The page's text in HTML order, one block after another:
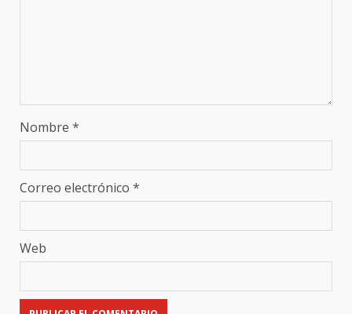
Nombre *
Correo electrónico *
Web